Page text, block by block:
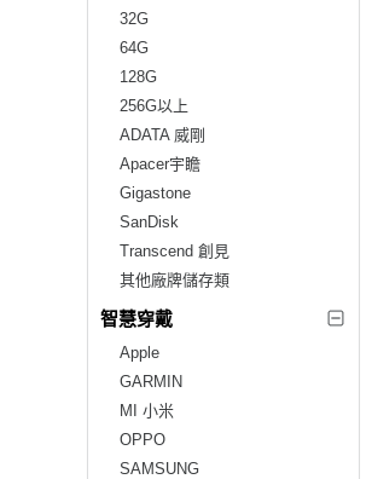
32G
64G
128G
256G以上
ADATA 威剛
Apacer宇瞻
Gigastone
SanDisk
Transcend 創見
其他廠牌儲存類
智慧穿戴
Apple
GARMIN
MI 小米
OPPO
SAMSUNG